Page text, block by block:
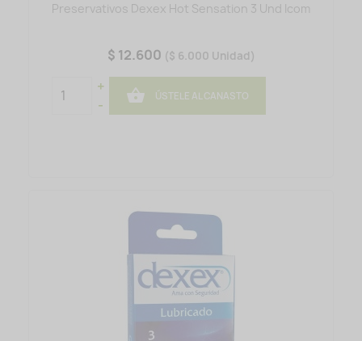
Preservativos Dexex Hot Sensation 3 Und Icom
$ 12.600 ($ 6.000 Unidad)
+
-
 ÚSTELE AL CANASTO